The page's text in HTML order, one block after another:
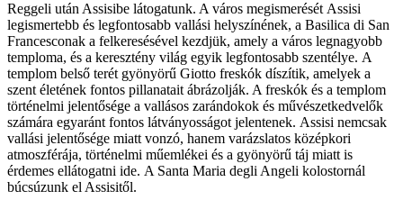
Reggeli után Assisibe látogatunk. A város megismerését Assisi
legismertebb és legfontosabb vallási helyszínének, a Basilica di San
Francesconak a felkeresésével kezdjük, amely a város legnagyobb
temploma, és a keresztény világ egyik legfontosabb szentélye. A
templom belső terét gyönyörű Giotto freskók díszítik, amelyek a
szent életének fontos pillanatait ábrázolják. A freskók és a templom
történelmi jelentősége a vallásos zarándokok és művészetkedvelők
számára egyaránt fontos látványosságot jelentenek. Assisi nemcsak
vallási jelentősége miatt vonzó, hanem varázslatos középkori
atmoszférája, történelmi műemlékei és a gyönyörű táj miatt is
érdemes ellátogatni ide. A Santa Maria degli Angeli kolostornál
búcsúzunk el Assisitől.